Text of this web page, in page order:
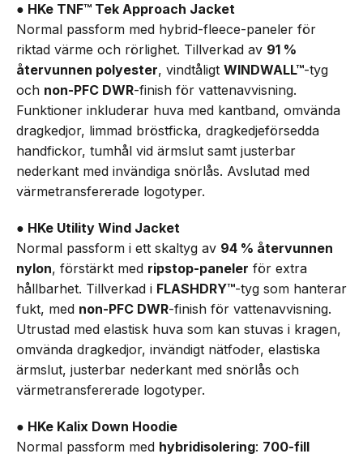
● HKe TNF™ Tek Approach Jacket
Normal passform med hybrid-fleece-paneler för
riktad värme och rörlighet. Tillverkad av 91 %
återvunnen polyester, vindtåligt WINDWALL™-tyg
och non-PFC DWR-finish för vattenavvisning.
Funktioner inkluderar huva med kantband, omvända
dragkedjor, limmad bröstficka, dragkedjeförsedda
handfickor, tumhål vid ärmslut samt justerbar
nederkant med invändiga snörlås. Avslutad med
värmetransfererade logotyper.
● HKe Utility Wind Jacket
Normal passform i ett skaltyg av 94 % återvunnen
nylon, förstärkt med ripstop-paneler för extra
hållbarhet. Tillverkad i FLASHDRY™-tyg som hanterar
fukt, med non-PFC DWR-finish för vattenavvisning.
Utrustad med elastisk huva som kan stuvas i kragen,
omvända dragkedjor, invändigt nätfoder, elastiska
ärmslut, justerbar nederkant med snörlås och
värmetransfererade logotyper.
● HKe Kalix Down Hoodie
Normal passform med hybridisolering: 700-fill